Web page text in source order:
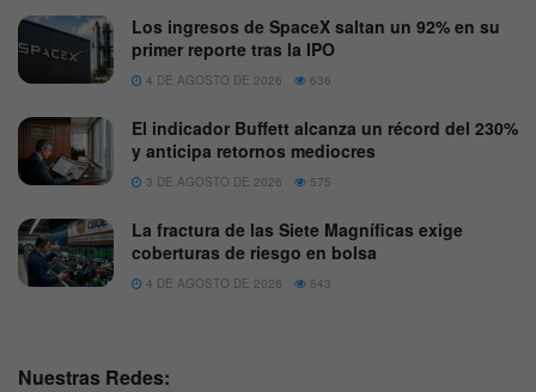
Los ingresos de SpaceX saltan un 92% en su
primer reporte tras la IPO
4 DE AGOSTO DE 2026 636
El indicador Buffett alcanza un récord del 230%
y anticipa retornos mediocres
3 DE AGOSTO DE 2026 575
La fractura de las Siete Magníficas exige
coberturas de riesgo en bolsa
4 DE AGOSTO DE 2026 543
Nuestras Redes: